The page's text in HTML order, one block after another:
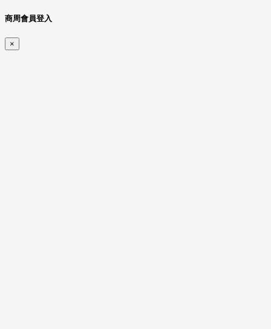
商周會員登入
×